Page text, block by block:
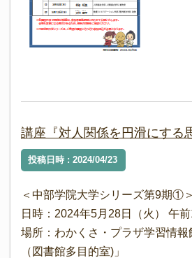
講座『対人関係を円滑にする
投稿日時 : 2024/04/23
＜中部学院大学シリーズ第9期①＞
日時：2024年5月28日（火） 午
場所：わかくさ・プラザ学習情
（図書館多目的室)」